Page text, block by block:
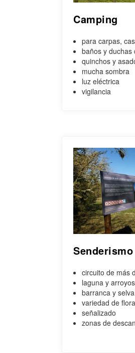
Camping
para carpas,
baños y duchas
quinchos y
mucha sombra
luz eléctrica
vigilancia
Senderismo
circuito de más
laguna y arroyos
barranca y
variedad de
señalizado
zonas de